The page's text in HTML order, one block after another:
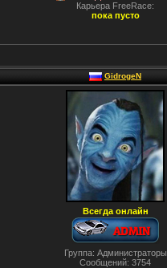
Карьера FreeRace:
пока пусто
GidrogeN
Всегда онлайн
Группа: Администраторы
Сообщений: 3754